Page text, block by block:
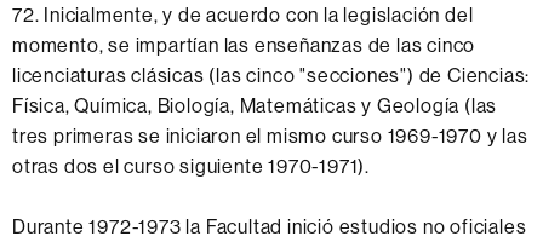
72. Inicialmente, y de acuerdo con la legislación del
momento, se impartían las enseñanzas de las cinco
licenciaturas clásicas (las cinco "secciones") de Ciencias:
Física, Química, Biología, Matemáticas y Geología (las
tres primeras se iniciaron el mismo curso 1969-1970 y las
otras dos el curso siguiente 1970-1971).
Durante 1972-1973 la Facultad inició estudios no oficiales